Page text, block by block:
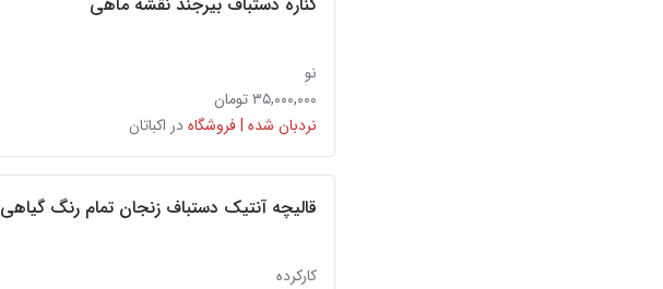
نو
۳۵,۰۰۰,۰۰۰ تومان
نردبان شده | فروشگاهدر اکباتان
قالیچه آنتیک دستباف زنجان تمام رنگ گیاهی
کارکرده